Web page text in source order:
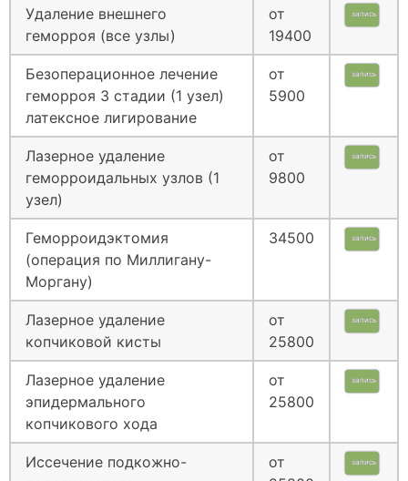
Удаление внешнего
геморроя (все узлы)
от
19400
запись
Безоперационное лечение
геморроя 3 стадии (1 узел)
латексное лигирование
от
5900
запись
Лазерное удаление
геморроидальных узлов (1
узел)
от
9800
запись
Геморроидэктомия
(операция по Миллигану-
Моргану)
34500 запись
Лазерное удаление
копчиковой кисты
от
25800
запись
Лазерное удаление
эпидермального
копчикового хода
от
25800
запись
Иссечение подкожно-
от
запись